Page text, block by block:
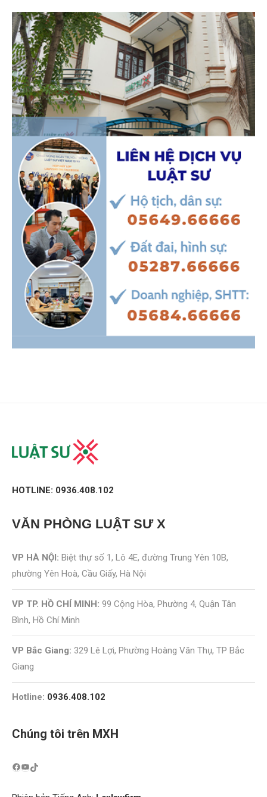
HOTLINE: 0936.408.102
VĂN PHÒNG LUẬT SƯ X
VP HÀ NỘI: Biệt thự số 1, Lô 4E, đường Trung Yên 10B,
phường Yên Hoà, Cầu Giấy, Hà Nội
VP TP. HỒ CHÍ MINH: 99 Cộng Hòa, Phường 4, Quận Tân
Bình, Hồ Chí Minh
VP Bắc Giang: 329 Lê Lợi, Phường Hoàng Văn Thụ, TP Bắc
Giang
Hotline: 0936.408.102
Chúng tôi trên MXH